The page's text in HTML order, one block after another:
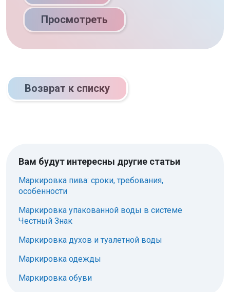
Просмотреть
Возврат к списку
Вам будут интересны другие статьи
Маркировка пива: сроки, требования,
особенности
Маркировка упакованной воды в системе
Честный Знак
Маркировка духов и туалетной воды
Маркировка одежды
Маркировка обуви